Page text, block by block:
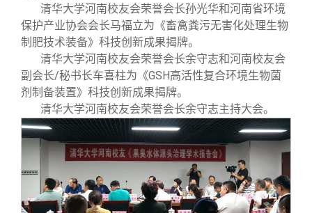
清华大学河南校友会荣誉会长孙光华和河南省环境
保护产业协会会长马福立为《畜禽粪污无害化处理生物
制肥技术装备》科技创新成果揭牌。
清华大学河南校友会荣誉会长余守志和河南校友会
副会长/秘书长车喜柱为《GSH高活性复合环境生物菌
剂制备装置》科技创新成果揭牌。
清华大学河南校友会荣誉会长余守志主持大会。